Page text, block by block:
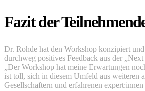
Fazit der
Dr. Rohde hat den Workshop konzipiert
durchweg positives Feedback aus der
„Der Workshop hat meine Erwartungen
ist toll, sich in diesem Umfeld aus weiteren
Gesellschaftern und erfahrenen